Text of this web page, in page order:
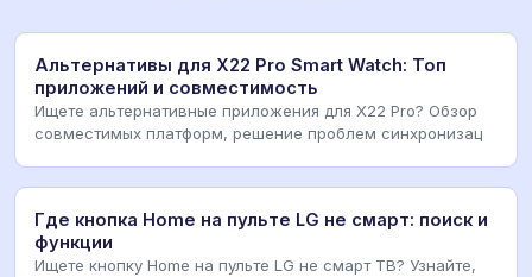
Альтернативы для X22 Pro Smart Watch: Топ
приложений и совместимость
Ищете альтернативные приложения для X22 Pro? Обзор
совместимых платформ, решение проблем синхронизац
Где кнопка Home на пульте LG не смарт: поиск и
функции
Ищете кнопку Home на пульте LG не смарт ТВ? Узнайте,